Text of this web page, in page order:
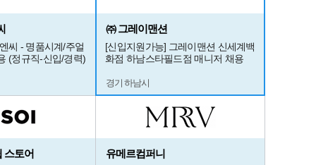
씨 - 명품시계/주얼
(정규직-신입/경력)
㈜ 그레이맨션
[신입지원가능] 그레이맨션 신세계백
화점 하남스타필드점 매니저 채용
경기 하남시
스토어 유메르컴퍼니